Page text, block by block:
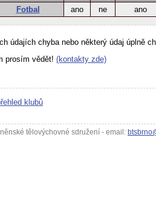
Fotbal
ano ne ano
údajích chyba nebo některý údaj úplně
prosím vědět! (kontakty zde)
klubů
tělovýchovné sdružení - email: